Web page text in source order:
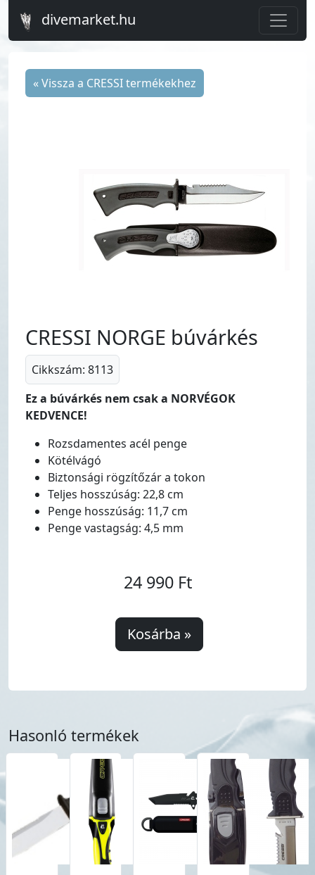
divemarket.hu
« Vissza a CRESSI termékekhez
CRESSI NORGE búvárkés
Cikkszám: 8113
Ez a búvárkés nem csak a NORVÉGOK
KEDVENCE!
Rozsdamentes acél penge
Kötélvágó
Biztonsági rögzítőzár a tokon
Teljes hosszúság: 22,8 cm
Penge hosszúság: 11,7 cm
Penge vastagság: 4,5 mm
24 990 Ft
Kosárba »
Hasonló termékek